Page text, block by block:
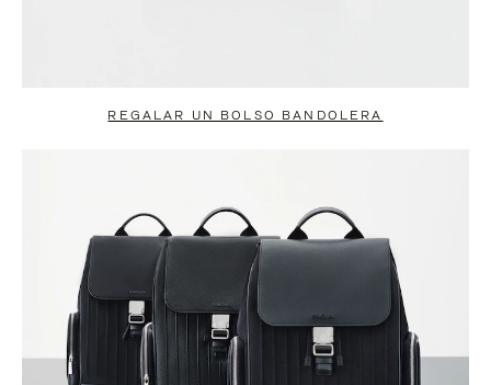
REGALAR UN BOLSO BANDOLERA